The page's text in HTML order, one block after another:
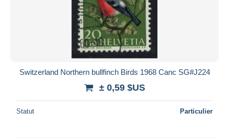
Switzerland Northern bullfinch Birds 1968 Canc SG#J224
± 0,59 $US
Statut Particulier